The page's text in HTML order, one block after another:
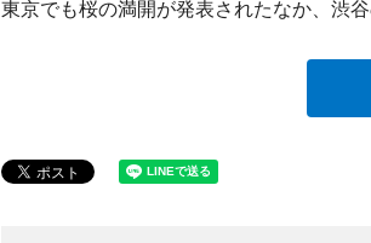
東京でも桜の満開が発表されたなか、渋